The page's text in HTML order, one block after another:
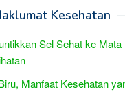
Kesehatan
Sel Sehat ke Mata
Manfaat Kesehatan